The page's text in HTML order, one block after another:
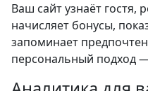
Ваш сайт узнаёт гостя,
начисляет бонусы,
запоминает
персональный подход